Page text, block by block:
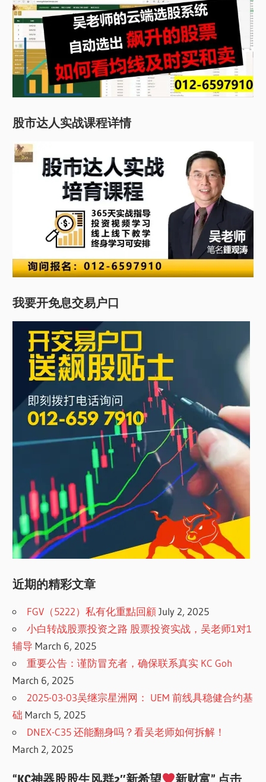
股市达人实战课程详情
我要开免息交易户口
近期的精彩文章
FGV（5222）私有化重點回顧 July 2, 2025
小白转战股票投资之路 股票投资实战，吴老师1对1
辅导 March 6, 2025
重要公告：谨防冒充者，确保联系真实 KC Goh
March 6, 2025
2025-03-03吴继宗星洲网： UEM 前线具稳健合约基
础 March 5, 2025
DNEX-C35 还能翻身吗？看吴老师如何拆解！
March 2, 2025
“KC神器股股生风群2″新希望
新财富” 点击